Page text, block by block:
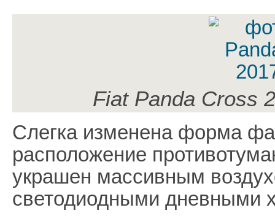
Fiat Panda Cross
Слегка изменена форма
расположение
украшен массивным
светодиодными дневными